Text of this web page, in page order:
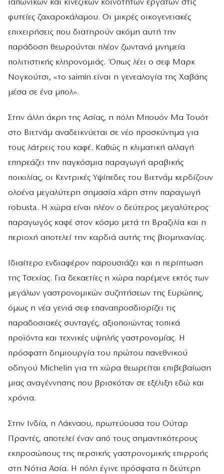
ιαπωνικών και κινεζικών κοινοτήτων εργατών στις
φυτείες ζαχαροκάλαμου. Οι μικρές οικογενειακές
επιχειρήσεις που διατηρούν ακόμη αυτή την
παράδοση θεωρούνται πλέον ζωντανά μνημεία
πολιτιστικής κληρονομιάς. Όπως λέει ο σεφ Μαρκ
Νογκούτσι, «το saimin είναι η γενεαλογία της Χαβάης
μέσα σε ένα μπολ».
Στην άλλη άκρη της Ασίας, η πόλη Μπουόν Μα Τουότ
στο Βιετνάμ αναδεικνύεται σε νέο προσκύνημα για
τους λάτρεις του καφέ. Καθώς η κλιματική αλλαγή
επηρεάζει την παγκόσμια παραγωγή αραβικής
ποικιλίας, οι Κεντρικές Υψίπεδες του Βιετνάμ κερδίζουν
ολοένα μεγαλύτερη σημασία χάρη στην παραγωγή
robusta. Η χώρα είναι πλέον ο δεύτερος μεγαλύτερος
παραγωγός καφέ στον κόσμο μετά τη Βραζιλία και η
περιοχή αποτελεί την καρδιά αυτής της βιομηχανίας.
Ιδιαίτερο ενδιαφέρον παρουσιάζει και η περίπτωση
της Τσεχίας. Για δεκαετίες η χώρα παρέμενε εκτός των
μεγάλων γαστρονομικών συζητήσεων της Ευρώπης,
όμως η νέα γενιά σεφ επαναπροσδιορίζει τις
παραδοσιακές συνταγές, αξιοποιώντας τοπικά
προϊόντα και τεχνικές υψηλής γαστρονομίας. Η
πρόσφατη δημιουργία του πρώτου πανεθνικού
οδηγού Michelin για τη χώρα θεωρείται επιβεβαίωση
μιας αναγέννησης που βρισκόταν σε εξέλιξη εδώ και
χρόνια.
Στην Ινδία, η Λάκναου, πρωτεύουσα του Ούταρ
Πραντές, αποτελεί έναν από τους σημαντικότερους
εκπροσώπους της περσικής γαστρονομικής επιρροής
στη Νότια Ασία. Η πόλη έγινε πρόσφατα η δεύτερη